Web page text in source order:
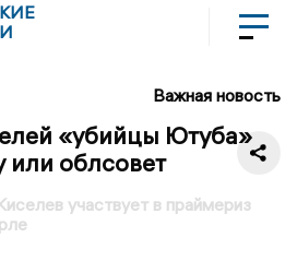
Важная новость
«убийцы Ютуба»
или облсовет
участвует в праймериз